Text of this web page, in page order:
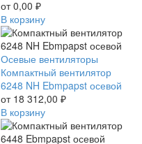
NM
Ebmpapst
осевой
от0,00 ₽
В корзину
Компактный
вентилятор
6248
NH
Ebmpapst
осевой
Осевые вентиляторы
Компактный вентилятор
6248 NH Ebmpapst осевой
от 18 312,00 ₽
В корзину